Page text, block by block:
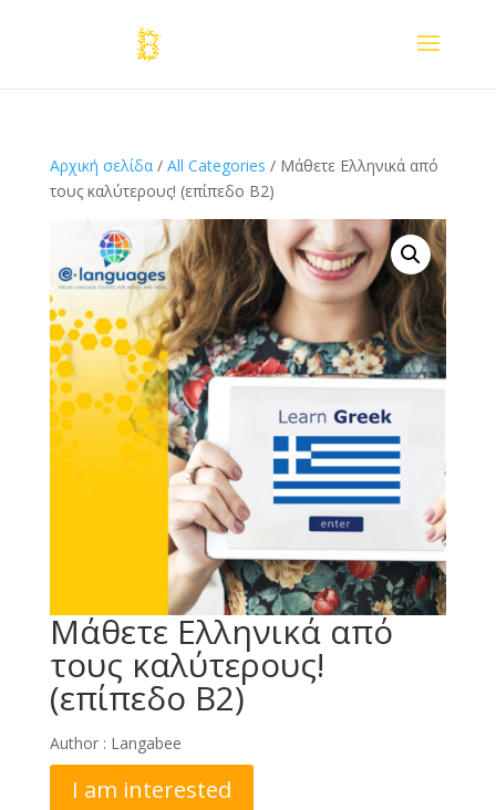
Αρχική σελίδα/ All Categories / Μάθετε Ελληνικά από
τους καλύτερους! (επίπεδο Β2)
Μάθετε Ελληνικά από
τους καλύτερους!
(επίπεδο Β2)
Author : Langabee
I am interested